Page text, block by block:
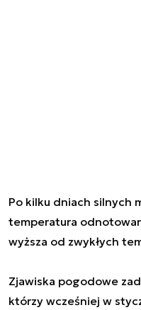
Po kilku dniach silnych
temperatura
wyższa od zwykłych
Zjawiska pogodowe
którzy wcześniej w